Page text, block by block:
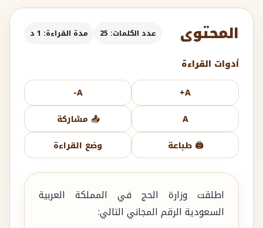
المحتوى عدد الكلمات: 25 مدة القراءة: 1 د
أدوات القراءة
A+
A-
A
📤 مشاركة
🖨️ طباعة
وضع القراءة
اطلقت وزارة الحج في المملكة العربية
السعودية الرقم المجاني التالي: